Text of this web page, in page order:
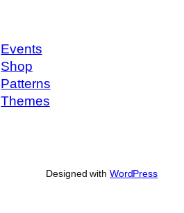
Events
Shop
Patterns
Themes
Designed with WordPress